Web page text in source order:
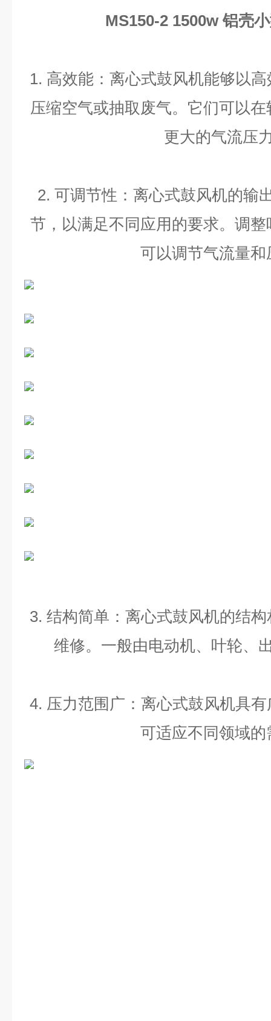
MS150-2 1500w 铝壳
1. 高效能：离心式鼓风机能够以
压缩空气或抽取废气。它们可以
更大的气流压
2. 可调节性：离心式鼓风机的输
节，以满足不同应用的要求。调
可以调节气流量和
3. 结构简单：离心式鼓风机的结
维修。一般由电动机、叶轮、
4. 压力范围广：离心式鼓风机具
可适应不同领域的